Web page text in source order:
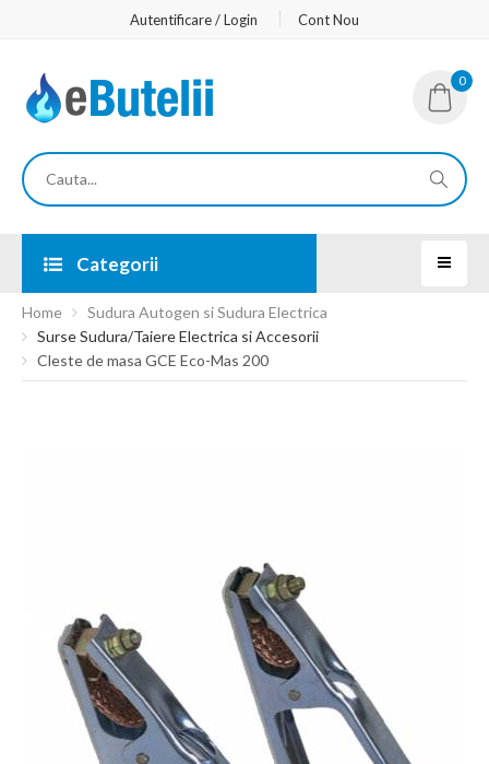
Autentificare / Login Cont Nou
0
Categorii
Home
Sudura Autogen si Sudura Electrica
Surse Sudura/Taiere Electrica si Accesorii
Cleste de masa GCE Eco-Mas 200